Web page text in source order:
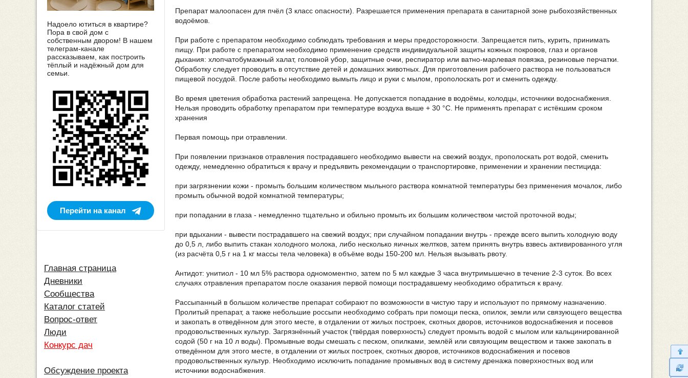
Препарат малоопасен для пчёл (3 класс опасности). Разрешается применения препарата в санитарной зоне рыбохозяйственных
водоёмов.
При работе с препаратом необходимо соблюдать требования и меры предосторожности. Запрещается пить, курить, принимать
пищу. При работе с препаратом необходимо применение средств индивидуальной защиты кожных покровов, глаз и органов
дыхания: хлопчатобумажный халат, головной убор, защитные очки, респиратор или ватно-марлевая повязка, резиновые перчатки.
Обработку следует проводить в отсутствие детей и домашних животных. Для приготовления рабочего раствора не пользоваться
пищевой посудой. После работы необходимо вымыть лицо и руки с мылом, прополоскать рот и сменить одежду.
Во время цветения обработка растений запрещена. Не допускается попадание в водоёмы, колодцы, источники водоснабжения.
Нельзя проводить обработку препаратом при температуре воздуха выше + 30 °С. Не применять препарат с истёкшим сроком
хранения
Первая помощь при отравлении.
При появлении признаков отравления пострадавшего необходимо вывести на свежий воздух, прополоскать рот водой, сменить
одежду, немедленно обратиться к врачу и предъявить рекомендации о транспортировке, применении и хранении пестицида:
при загрязнении кожи - промыть большим количеством мыльного раствора комнатной температуры без применения мочалок, либо
промыть обычной водой комнатной температуры;
при попадании в глаза - немедленно тщательно и обильно промыть их большим количеством чистой проточной воды;
при вдыхании - вывести пострадавшего на свежий воздух; при случайном попадании внутрь - прежде всего выпить холодную воду
до 0,5 л, либо выпить стакан холодного молока, либо несколько яичных желтков, затем принять внутрь взвесь активированного угля
(из расчёта 0,5 г на 1 кг массы тела человека) в объёме воды 150-200 мл. Нельзя вызывать рвоту.
Антидот: унитиол - 10 мл 5% раствора одномоментно, затем по 5 мл каждые 3 часа внутримышечно в течение 2-3 суток. Во всех
случаях отравления препаратом после оказания первой помощи пострадавшему необходимо обратиться к врачу.
Рассыпанный в большом количестве препарат собирают по возможности в чистую тару и используют по прямому назначению.
Пролитый препарат, а также небольшие россыпи необходимо собрать при помощи песка, опилок, земли или связующего вещества
и закопать в отведённом для этого месте, в отдалении от жилых построек, скотных дворов, источников водоснабжения и посевов
продовольственных культур. Загрязнённый участок (твёрдая поверхность) следует промыть водой с мылом или кальцинированной
содой (50 г на 10 л воды). Промывные воды смешать с песком, опилками, землёй или связующим веществом и также закопать в
отведённом для этого месте, в отдалении от жилых построек, скотных дворов, источников водоснабжения и посевов
продовольственных культур. Необходимо исключить попадание промывных вод в систему дренажа поверхностных вод или
источники водоснабжения.
Надоело ютиться в квартире?
Пора в свой дом с
собственным двором! В нашем
телеграм-канале
рассказываем, как построить
тёплый и надёжный дом для
семьи.
Перейти на канал
Главная страница
Дневники
Сообщества
Каталог статей
Вопрос-ответ
Люди
Конкурс дач
Обсуждение проекта